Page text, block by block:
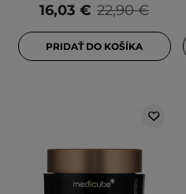
22,90 €
16,03 €
PRIDAŤ DO KOŠÍKA